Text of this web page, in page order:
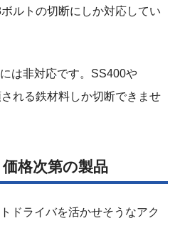
ルトの切断にしか対応してい
は非対応です。SS400や
れる鉄材料しか切断できませ
格次第の製品
ドライバを活かせそうなアク